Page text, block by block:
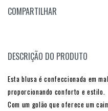
COMPARTILHAR
DESCRIÇÃO DO PRODUTO
Esta blusa é confeccionada em
proporcionando conforto e estilo.
Com um golão que oferece um